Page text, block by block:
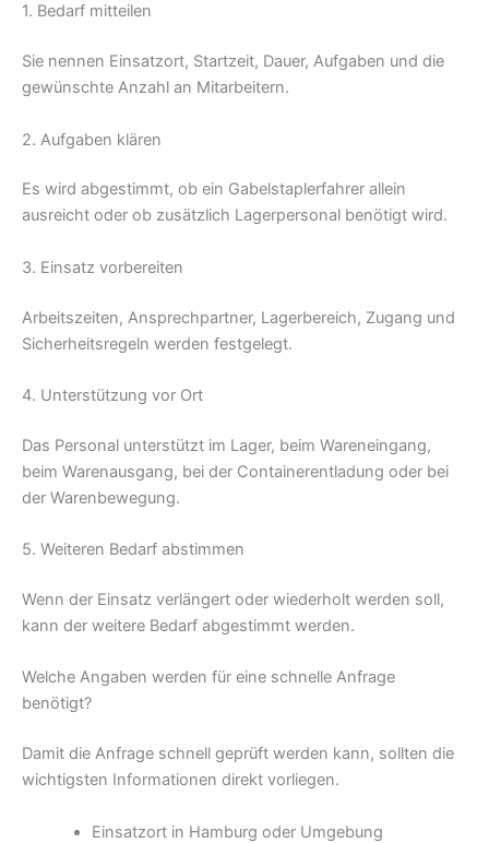
1. Bedarf mitteilen
Sie nennen Einsatzort, Startzeit, Dauer, Aufgaben und die
gewünschte Anzahl an Mitarbeitern.
2. Aufgaben klären
Es wird abgestimmt, ob ein Gabelstaplerfahrer allein
ausreicht oder ob zusätzlich Lagerpersonal benötigt wird.
3. Einsatz vorbereiten
Arbeitszeiten, Ansprechpartner, Lagerbereich, Zugang und
Sicherheitsregeln werden festgelegt.
4. Unterstützung vor Ort
Das Personal unterstützt im Lager, beim Wareneingang,
beim Warenausgang, bei der Containerentladung oder bei
der Warenbewegung.
5. Weiteren Bedarf abstimmen
Wenn der Einsatz verlängert oder wiederholt werden soll,
kann der weitere Bedarf abgestimmt werden.
Welche Angaben werden für eine schnelle Anfrage
benötigt?
Damit die Anfrage schnell geprüft werden kann, sollten die
wichtigsten Informationen direkt vorliegen.
Einsatzort in Hamburg oder Umgebung